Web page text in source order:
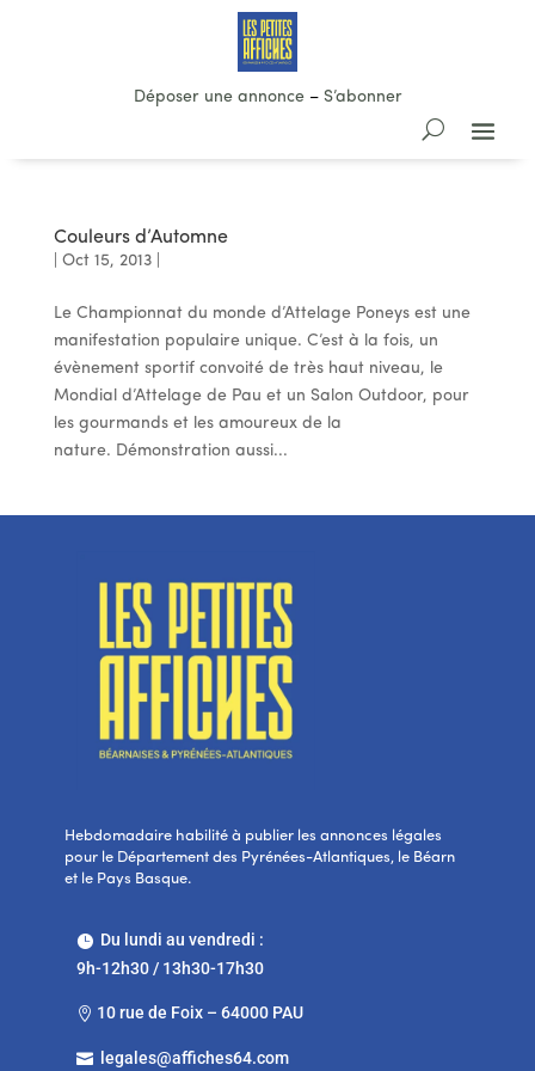
Déposer une annonce– S’abonner
Couleurs d’Automne
Oct 15, 2013|
Le Championnat du monde d’Attelage Poneys est une
manifestation populaire unique. C’est à la fois, un
évènement sportif convoité de très haut niveau, le
Mondial d’Attelage de Pau et un Salon Outdoor, pour
les gourmands et les amoureux de la
nature. Démonstration aussi...
Hebdomadaire habilité à publier les annonces légales
pour le Département des Pyrénées-Atlantiques, le Béarn
et le Pays Basque.
Du lundi au vendredi :
9h-12h30 / 13h30-17h30
 10 rue de Foix – 64000 PAU
 legales@affiches64.com